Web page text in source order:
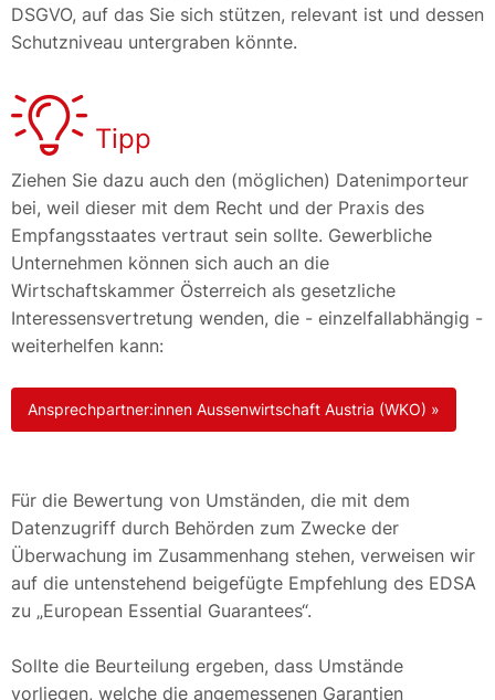
DSGVO, auf das Sie sich stützen, relevant ist und dessen
Schutzniveau untergraben könnte.
Tipp
Ziehen Sie dazu auch den (möglichen) Datenimporteur
bei, weil dieser mit dem Recht und der Praxis des
Empfangsstaates vertraut sein sollte. Gewerbliche
Unternehmen können sich auch an die
Wirtschaftskammer Österreich als gesetzliche
Interessensvertretung wenden, die - einzelfallabhängig -
weiterhelfen kann:
Ansprech­partner:innen Aussenwirtschaft Austria (WKO) »
Für die Bewertung von Umständen, die mit dem
Datenzugriff durch Behörden zum Zwecke der
Überwachung im Zusammenhang stehen, verweisen wir
auf die untenstehend beigefügte Empfehlung des EDSA
zu „European Essential Guarantees“.
Sollte die Beurteilung ergeben, dass Umstände
vorliegen, welche die angemessenen Garantien